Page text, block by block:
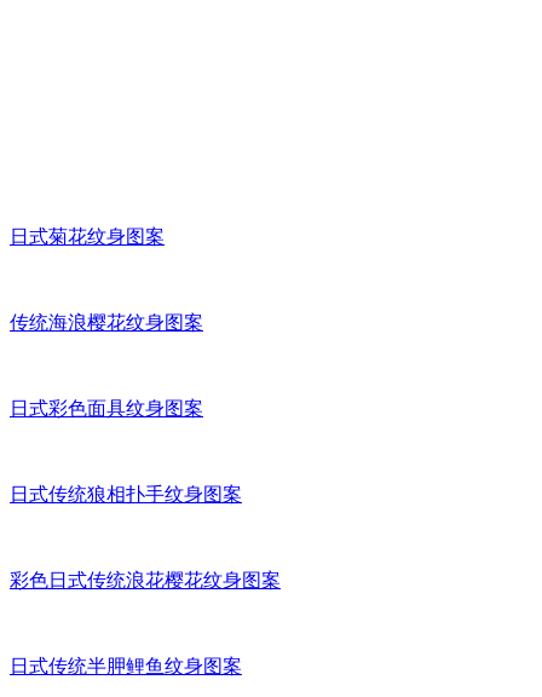
日式菊花纹身图案
传统海浪樱花纹身图案
日式彩色面具纹身图案
日式传统狼相扑手纹身图案
彩色日式传统浪花樱花纹身图案
日式传统半胛鲤鱼纹身图案